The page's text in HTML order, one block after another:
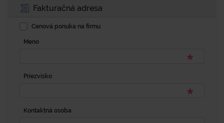
Fakturačná adresa
Cenová ponuka na firmu
Meno
Priezvisko
Kontaktná osoba